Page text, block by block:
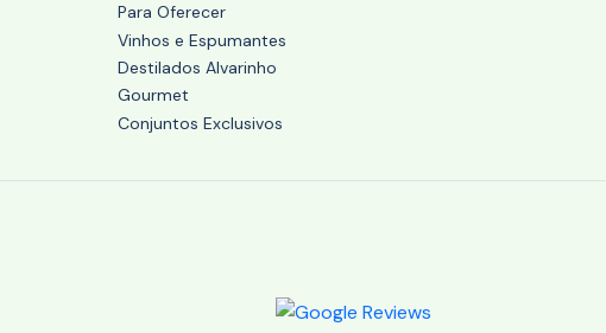
Para Oferecer
Vinhos e Espumantes
Destilados Alvarinho
Gourmet
Conjuntos Exclusivos